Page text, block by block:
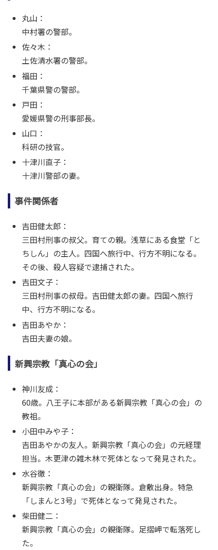
丸山：
中村署の警部。
佐々木：
土佐清水署の警部。
福田：
千葉県警の警部。
戸田：
愛媛県警の刑事部長。
山口：
科研の技官。
十津川直子：
十津川警部の妻。
事件関係者
吉田健太郎：
三田村刑事の叔父。育ての親。浅草にある食堂「と
ちしん」の主人。四国へ旅行中、行方不明になる。
その後、殺人容疑で逮捕された。
吉田文子：
三田村刑事の叔母。吉田健太郎の妻。四国へ旅行
中、行方不明になる。
吉田あやか：
吉田夫妻の娘。
新興宗教「真心の会」
神川友成：
60歳。八王子に本部がある新興宗教「真心の会」の
教祖。
小田中みや子：
吉田あやかの友人。新興宗教「真心の会」の元経理
担当。木更津の雑木林で死体となって発見された。
水谷徹：
新興宗教「真心の会」の親衛隊。倉敷出身。特急
「しまんと3号」で死体となって発見された。
柴田健二：
新興宗教「真心の会」の親衛隊。足摺岬で転落死し
た。